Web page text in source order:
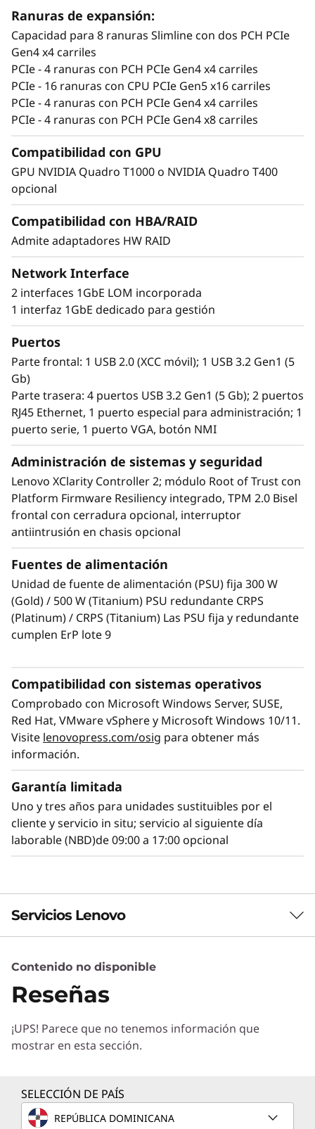
e
m
n
o
d
e
u
n
e
g
o
o
Flexibilidad para facilitar el crecimiento
Las empresas en crecimiento precisan un
servidor con rendimiento y flexibilidad para
gestionar sus datos. El ThinkSystem ST250 V3
dispone de hasta 4 ranuras PCIe, con una PCIe
Gen5, y múltiples tipos de almacenamiento,
Admite múltiples configuración de
almacenamiento de alta capacidad con 8
que permite añadir y cambiar a la medida del
crecimiento del negocio y sus datos.
Además, el ST250 V3 puede instalarse en
bastidor o como servidor independiente, por
lo que resulta ideal para gestionar aplicaciones
de negocios en el perímetro.
Gestión remota más fácil
El Lenovo ThinkSystem ST250 V3 con
procesador Intel® Xeon® E-2400/6300-serie y
gestión de sistemas XClarity ofrece elevado
rendimiento a la vez que facilidad de gestión.
XClarity permite gestionar el ST250 V3 de
servidores ThinkSystem ya existente. Esto
facilita el despliegue y la administración con un
mínimo requerimiento de recursos de TI in
situ.
Ranuras de expansión:
Capacidad para 8 ranuras Slimline con dos PCH PCIe
Gen4 x4 carriles
PCIe - 4 ranuras con PCH PCIe Gen4 x4 carriles
PCIe - 16 ranuras con CPU PCIe Gen5 x16 carriles
PCIe - 4 ranuras con PCH PCIe Gen4 x4 carriles
PCIe - 4 ranuras con PCH PCIe Gen4 x8 carriles
Compatibilidad con GPU
GPU NVIDIA Quadro T1000 o NVIDIA Quadro T400
opcional
Compatibilidad con HBA/RAID
Admite adaptadores HW RAID
Network Interface
2 interfaces 1GbE LOM incorporada
1 interfaz 1GbE dedicado para gestión
Puertos
Parte frontal: 1 USB 2.0 (XCC móvil); 1 USB 3.2 Gen1 (5
Gb)
Parte trasera: 4 puertos USB 3.2 Gen1 (5 Gb); 2 puertos
RJ45 Ethernet, 1 puerto especial para administración; 1
puerto serie, 1 puerto VGA, botón NMI
Administración de sistemas y seguridad
Lenovo XClarity Controller 2; módulo Root of Trust con
Platform Firmware Resiliency integrado, TPM 2.0 Bisel
frontal con cerradura opcional, interruptor
antiintrusión en chasis opcional
Fuentes de alimentación
Unidad de fuente de alimentación (PSU) fija 300 W
(Gold) / 500 W (Titanium) PSU redundante CRPS
(Platinum) / CRPS (Titanium) Las PSU fija y redundante
cumplen ErP lote 9
Compatibilidad con sistemas operativos
Comprobado con Microsoft Windows Server, SUSE,
Red Hat, VMware vSphere y Microsoft Windows 10/11.
Visite lenovopress.com/osig para obtener más
información.
Garantía limitada
Uno y tres años para unidades sustituibles por el
cliente y servicio in situ; servicio al siguiente día
laborable (NBD)de 09:00 a 17:00 opcional
Servicios Lenovo
Servicios de Soluciones
Diseñe la mejor estrategia para su empresa.
correcta para sus exclusivas necesidades
empresariales.
Servicios de Implementación
Contenido no disponible
Reseñas
¡UPS! Parece que no tenemos información que
mostrar en esta sección.
SELECCIÓN DE PAÍS
REPÚBLICA DOMINICANA